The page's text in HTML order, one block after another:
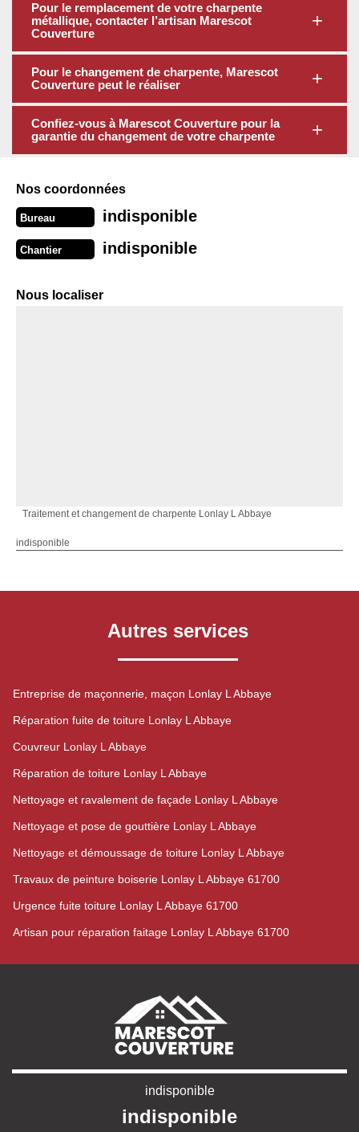
Pour le remplacement de votre charpente
métallique, contacter l’artisan Marescot
Couverture
Pour le changement de charpente, Marescot
Couverture peut le réaliser
Confiez-vous à Marescot Couverture pour la
garantie du changement de votre charpente
Nos coordonnées
Bureau indisponible
Chantier indisponible
Nous localiser
Traitement et changement de charpente Lonlay L Abbaye
indisponible
Autres services
Entreprise de maçonnerie, maçon Lonlay L Abbaye
Réparation fuite de toiture Lonlay L Abbaye
Couvreur Lonlay L Abbaye
Réparation de toiture Lonlay L Abbaye
Nettoyage et ravalement de façade Lonlay L Abbaye
Nettoyage et pose de gouttière Lonlay L Abbaye
Nettoyage et démoussage de toiture Lonlay L Abbaye
Travaux de peinture boiserie Lonlay L Abbaye 61700
Urgence fuite toiture Lonlay L Abbaye 61700
Artisan pour réparation faitage Lonlay L Abbaye 61700
indisponible
indisponible